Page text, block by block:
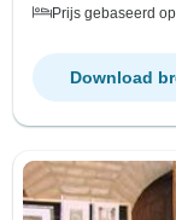
Prijs gebaseerd
Download